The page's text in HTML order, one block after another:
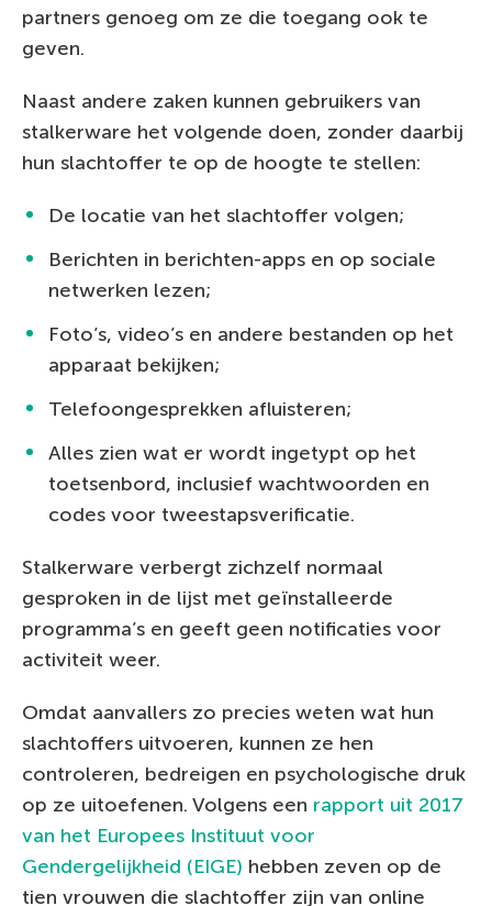
partners genoeg om ze die toegang ook te
geven.
Naast andere zaken kunnen gebruikers van
stalkerware het volgende doen, zonder daarbij
hun slachtoffer te op de hoogte te stellen:
De locatie van het slachtoffer volgen;
Berichten in berichten-apps en op sociale
netwerken lezen;
Foto’s, video’s en andere bestanden op het
apparaat bekijken;
Telefoongesprekken afluisteren;
Alles zien wat er wordt ingetypt op het
toetsenbord, inclusief wachtwoorden en
codes voor tweestapsverificatie.
Stalkerware verbergt zichzelf normaal
gesproken in de lijst met geïnstalleerde
programma’s en geeft geen notificaties voor
activiteit weer.
Omdat aanvallers zo precies weten wat hun
slachtoffers uitvoeren, kunnen ze hen
controleren, bedreigen en psychologische druk
op ze uitoefenen. Volgens een rapport uit 2017
van het Europees Instituut voor
Gendergelijkheid (EIGE) hebben zeven op de
tien vrouwen die slachtoffer zijn van online